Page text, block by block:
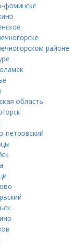
фоминске
районе
область
петровский